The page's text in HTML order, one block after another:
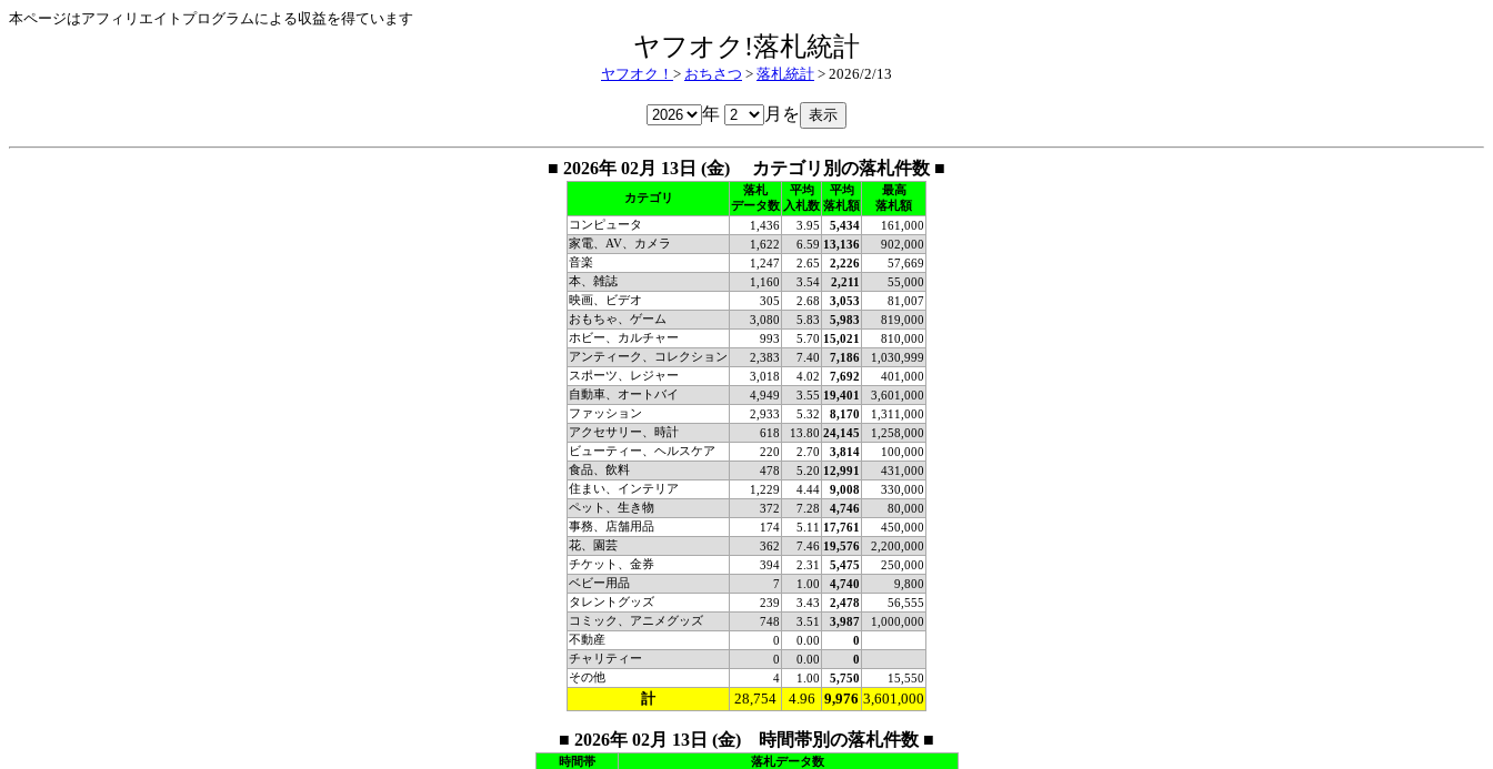
本ページはアフィリエイトプログラムによる収益を得ています
ヤフオク!落札統計
ヤフオク！ > おちさつ > 落札統計 > 2026/2/13
年 月を
■ 2026年 02月 13日 (金) カテゴリ別の落札件数 ■
カテゴリ
落札
データ数
平均
入札数
平均
落札額
最高
落札額
コンピュータ
1,436 3.95 5,434
161,000
家電、AV、カメラ
1,622 6.59 13,136
902,000
音楽
1,247 2.65 2,226
57,669
本、雑誌
1,160 3.54 2,211
55,000
映画、ビデオ
305 2.68 3,053
81,007
おもちゃ、ゲーム
3,080 5.83 5,983
819,000
ホビー、カルチャー
993 5.70 15,021
810,000
アンティーク、コレクション
2,383 7.40 7,186
1,030,999
スポーツ、レジャー
3,018 4.02 7,692
401,000
自動車、オートバイ
4,949 3.55 19,401
3,601,000
ファッション
2,933 5.32 8,170
1,311,000
アクセサリー、時計
618 13.80 24,145
1,258,000
ビューティー、ヘルスケア
220 2.70 3,814
100,000
食品、飲料
478 5.20 12,991
431,000
住まい、インテリア
1,229 4.44 9,008
330,000
ペット、生き物
372 7.28 4,746
80,000
事務、店舗用品
174 5.11 17,761
450,000
花、園芸
362 7.46 19,576
2,200,000
チケット、金券
394 2.31 5,475
250,000
ベビー用品
7 1.00 4,740
9,800
タレントグッズ
239 3.43 2,478
56,555
コミック、アニメグッズ
748 3.51 3,987
1,000,000
不動産
0 0.00
0
チャリティー
0 0.00
0
その他
4 1.00 5,750 15,550
計 28,754 4.96 9,976 3,601,000
■ 2026年 02月 13日 (金) 時間帯別の落札件数 ■
時間帯
落札データ数